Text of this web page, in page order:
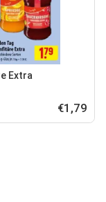
Extra
€1,79